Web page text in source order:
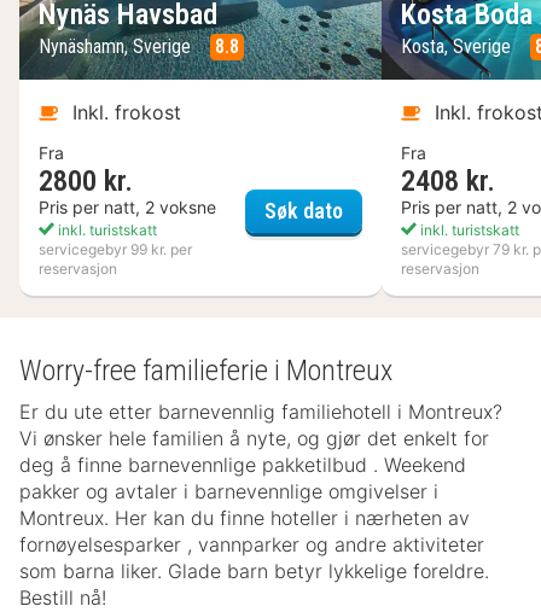
Nynäs Havsbad
Nynäshamn, Sverige 8.8
Inkl. frokost
Fra
2800 kr.
Pris per natt, 2 voksne
inkl. turistskatt
servicegebyr 99 kr. per
reservasjon
Søk datoNynäs Havsbad
Kosta
Kosta, Sverige
Inkl.
Fra
2408 kr.
Pris per natt, 2
inkl. turistskatt
servicegebyr 79 kr.
reservasjon
Worry-free familieferie i Montreux
Er du ute etter barnevennlig familiehotell i Montreux?
Vi ønsker hele familien å nyte, og gjør det enkelt for
deg å finne barnevennlige pakketilbud . Weekend
pakker og avtaler i barnevennlige omgivelser i
Montreux. Her kan du finne hoteller i nærheten av
fornøyelsesparker , vannparker og andre aktiviteter
som barna liker. Glade barn betyr lykkelige foreldre.
Bestill nå!